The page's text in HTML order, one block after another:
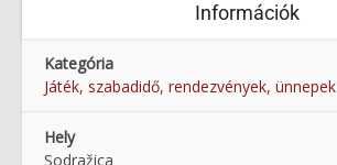
Információk
Kategória
Játék, szabadidő, rendezvények, ünnepek
Hely
Sodražica